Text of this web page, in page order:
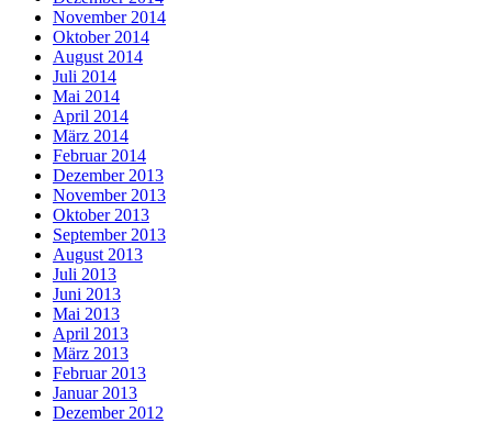
November 2014
Oktober 2014
August 2014
Juli 2014
Mai 2014
April 2014
März 2014
Februar 2014
Dezember 2013
November 2013
Oktober 2013
September 2013
August 2013
Juli 2013
Juni 2013
Mai 2013
April 2013
März 2013
Februar 2013
Januar 2013
Dezember 2012